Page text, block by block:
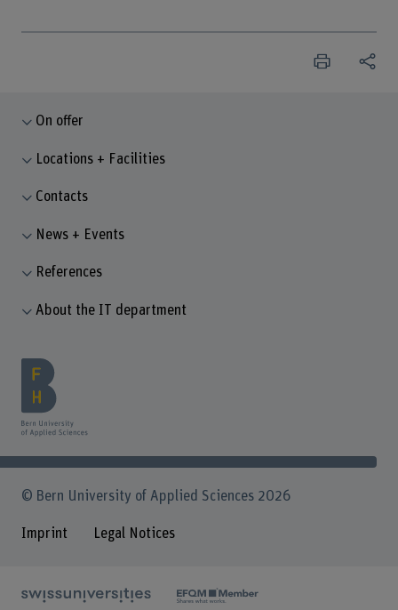
On offer
Locations + Facilities
Contacts
News + Events
References
About the IT department
© Bern University of Applied Sciences 2026
Imprint Legal Notices